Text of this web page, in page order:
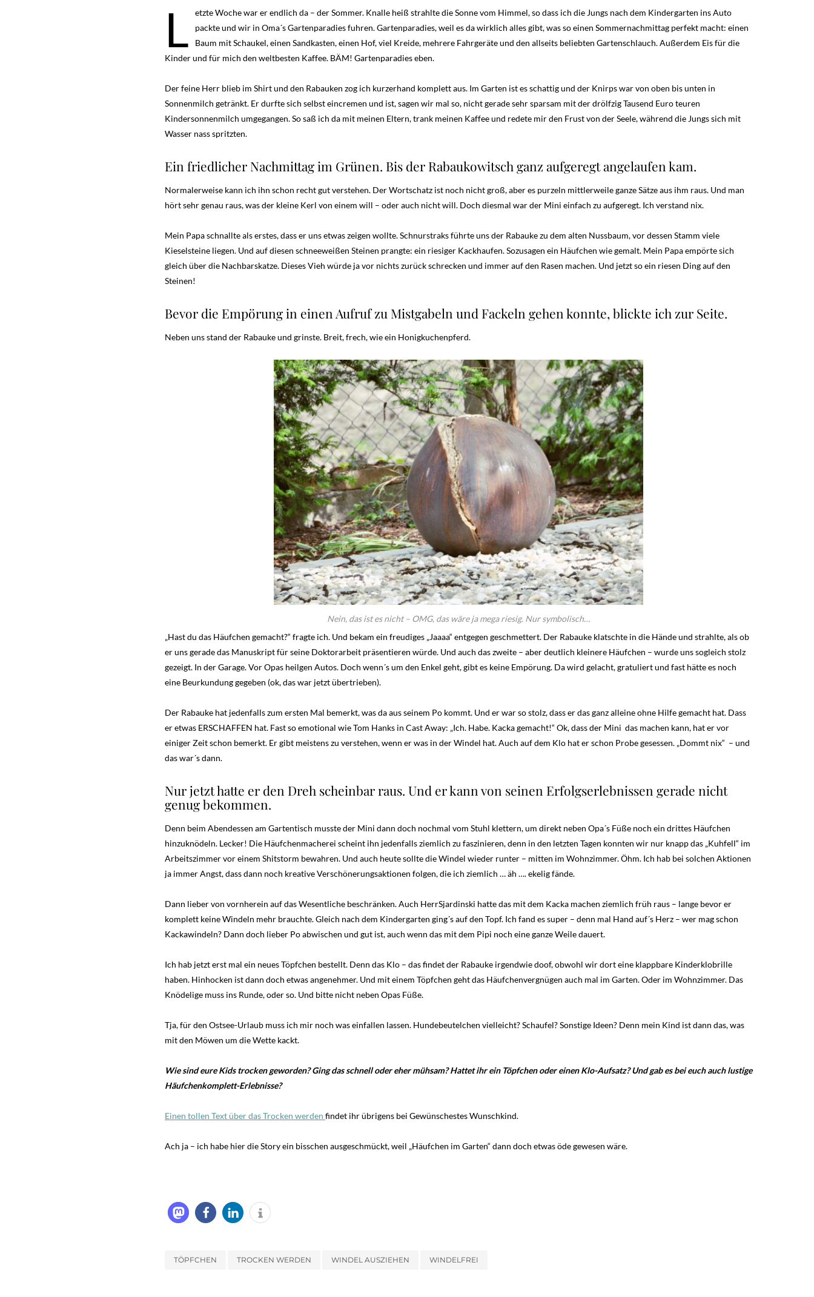
L
etzte Woche war er endlich da – der Sommer. Knalle heiß strahlte die Sonne vom Himmel, so dass ich die Jungs nach dem Kindergarten ins Auto
packte und wir in Oma´s Gartenparadies fuhren. Gartenparadies, weil es da wirklich alles gibt, was so einen Sommernachmittag perfekt macht: einen
Baum mit Schaukel, einen Sandkasten, einen Hof, viel Kreide, mehrere Fahrgeräte und den allseits beliebten Gartenschlauch. Außerdem Eis für die
Kinder und für mich den weltbesten Kaffee. BÄM! Gartenparadies eben.
Der feine Herr blieb im Shirt und den Rabauken zog ich kurzerhand komplett aus. Im Garten ist es schattig und der Knirps war von oben bis unten in
Sonnenmilch getränkt. Er durfte sich selbst eincremen und ist, sagen wir mal so, nicht gerade sehr sparsam mit der drölfzig Tausend Euro teuren
Kindersonnenmilch umgegangen. So saß ich da mit meinen Eltern, trank meinen Kaffee und redete mir den Frust von der Seele, während die Jungs sich mit
Wasser nass spritzten.
Ein friedlicher Nachmittag im Grünen. Bis der Rabaukowitsch ganz aufgeregt angelaufen kam.
Normalerweise kann ich ihn schon recht gut verstehen. Der Wortschatz ist noch nicht groß, aber es purzeln mittlerweile ganze Sätze aus ihm raus. Und man
hört sehr genau raus, was der kleine Kerl von einem will – oder auch nicht will. Doch diesmal war der Mini einfach zu aufgeregt. Ich verstand nix.
Mein Papa schnallte als erstes, dass er uns etwas zeigen wollte. Schnurstraks führte uns der Rabauke zu dem alten Nussbaum, vor dessen Stamm viele
Kieselsteine liegen. Und auf diesen schneeweißen Steinen prangte: ein riesiger Kackhaufen. Sozusagen ein Häufchen wie gemalt. Mein Papa empörte sich
gleich über die Nachbarskatze. Dieses Vieh würde ja vor nichts zurück schrecken und immer auf den Rasen machen. Und jetzt so ein riesen Ding auf den
Steinen!
Bevor die Empörung in einen Aufruf zu Mistgabeln und Fackeln gehen konnte, blickte ich zur Seite.
Neben uns stand der Rabauke und grinste. Breit, frech, wie ein Honigkuchenpferd.
Nein, das ist es nicht – OMG, das wäre ja mega riesig. Nur symbolisch…
„Hast du das Häufchen gemacht?“ fragte ich. Und bekam ein freudiges „Jaaaa“ entgegen geschmettert. Der Rabauke klatschte in die Hände und strahlte, als ob
er uns gerade das Manuskript für seine Doktorarbeit präsentieren würde. Und auch das zweite – aber deutlich kleinere Häufchen – wurde uns sogleich stolz
gezeigt. In der Garage. Vor Opas heilgen Autos. Doch wenn´s um den Enkel geht, gibt es keine Empörung. Da wird gelacht, gratuliert und fast hätte es noch
eine Beurkundung gegeben (ok, das war jetzt übertrieben).
Der Rabauke hat jedenfalls zum ersten Mal bemerkt, was da aus seinem Po kommt. Und er war so stolz, dass er das ganz alleine ohne Hilfe gemacht hat. Dass
er etwas ERSCHAFFEN hat. Fast so emotional wie Tom Hanks in Cast Away: „Ich. Habe. Kacka gemacht!“ Ok, dass der Mini das machen kann, hat er vor
einiger Zeit schon bemerkt. Er gibt meistens zu verstehen, wenn er was in der Windel hat. Auch auf dem Klo hat er schon Probe gesessen. „Dommt nix“ – und
das war´s dann.
Nur jetzt hatte er den Dreh scheinbar raus. Und er kann von seinen Erfolgserlebnissen gerade nicht
genug bekommen.
Denn beim Abendessen am Gartentisch musste der Mini dann doch nochmal vom Stuhl klettern, um direkt neben Opa´s Füße noch ein drittes Häufchen
hinzuknödeln. Lecker! Die Häufchenmacherei scheint ihn jedenfalls ziemlich zu faszinieren, denn in den letzten Tagen konnten wir nur knapp das „Kuhfell“ im
Arbeitszimmer vor einem Shitstorm bewahren. Und auch heute sollte die Windel wieder runter – mitten im Wohnzimmer. Öhm. Ich hab bei solchen Aktionen
ja immer Angst, dass dann noch kreative Verschönerungsaktionen folgen, die ich ziemlich … äh …. ekelig fände.
Dann lieber von vornherein auf das Wesentliche beschränken. Auch HerrSjardinski hatte das mit dem Kacka machen ziemlich früh raus – lange bevor er
komplett keine Windeln mehr brauchte. Gleich nach dem Kindergarten ging´s auf den Topf. Ich fand es super – denn mal Hand auf´s Herz – wer mag schon
Kackawindeln? Dann doch lieber Po abwischen und gut ist, auch wenn das mit dem Pipi noch eine ganze Weile dauert.
Ich hab jetzt erst mal ein neues Töpfchen bestellt. Denn das Klo – das findet der Rabauke irgendwie doof, obwohl wir dort eine klappbare Kinderklobrille
haben. Hinhocken ist dann doch etwas angenehmer. Und mit einem Töpfchen geht das Häufchenvergnügen auch mal im Garten. Oder im Wohnzimmer. Das
Knödelige muss ins Runde, oder so. Und bitte nicht neben Opas Füße.
Tja, für den Ostsee-Urlaub muss ich mir noch was einfallen lassen. Hundebeutelchen vielleicht? Schaufel? Sonstige Ideen? Denn mein Kind ist dann das, was
mit den Möwen um die Wette kackt.
Wie sind eure Kids trocken geworden? Ging das schnell oder eher mühsam? Hattet ihr ein Töpfchen oder einen Klo-Aufsatz? Und gab es bei euch auch lustige
Häufchenkomplett-Erlebnisse?
Einen tollen Text über das Trocken werden findet ihr übrigens bei Gewünschestes Wunschkind.
Ach ja – ich habe hier die Story ein bisschen ausgeschmückt, weil „Häufchen im Garten“ dann doch etwas öde gewesen wäre.
TÖPFCHEN TROCKEN WERDEN WINDEL AUSZIEHEN WINDELFREI